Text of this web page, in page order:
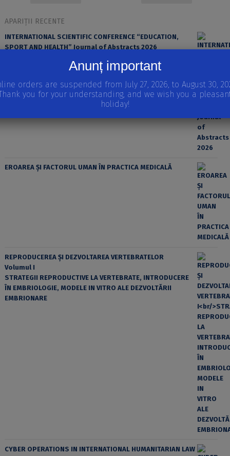
APARIȚII RECENTE
INTERNATIONAL SCIENTIFIC CONFERENCE “EDUCATION,
SPORT AND HEALTH” Journal of Abstracts 2026
EROAREA ȘI FACTORUL UMAN ÎN PRACTICA MEDICALĂ
REPRODUCEREA ȘI DEZVOLTAREA VERTEBRATELOR
Volumul I
STRATEGII REPRODUCTIVE LA VERTEBRATE, INTRODUCERE
ÎN EMBRIOLOGIE, MODELE IN VITRO ALE DEZVOLTĂRII
EMBRIONARE
CYBER OPERATIONS IN INTERNATIONAL HUMANITARIAN LAW
Anunț important
orders are suspended from July 27, 2026, to August 30,
you for your understanding, and we wish you a
holiday!